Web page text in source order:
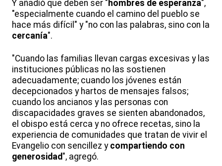
Y añadió que deben ser " hombres de esperanza",
"especialmente cuando el camino del pueblo se
hace más difícil" y "no con las palabras, sino con la
cercanía".
"Cuando las familias llevan cargas excesivas y las
instituciones públicas no las sostienen
adecuadamente; cuando los jóvenes están
decepcionados y hartos de mensajes falsos;
cuando los ancianos y las personas con
discapacidades graves se sienten abandonados,
el obispo está cerca y no ofrece recetas, sino la
experiencia de comunidades que tratan de vivir el
Evangelio con sencillez y compartiendo con
generosidad", agregó.